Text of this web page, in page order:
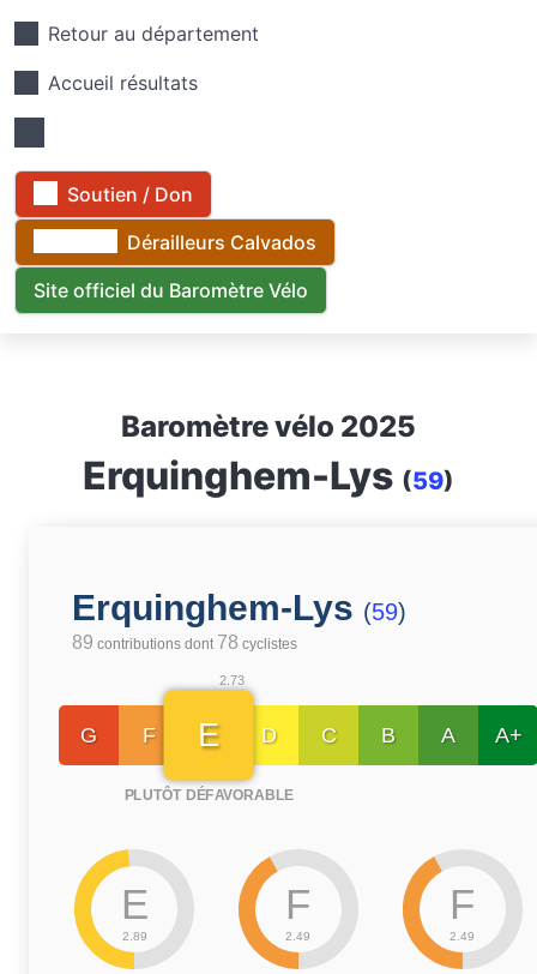
Retour au département
Accueil résultats
Soutien / Don
Dérailleurs Calvados
Site officiel du Baromètre Vélo
Baromètre vélo 2025
Erquinghem-Lys (59)
Erquinghem-Lys (59)
89 contributions dont 78 cyclistes
G F
2.73
E
PLUTÔT DÉFAVORABLE
D C B A A+
E
2.89
F
2.49
F
2.49